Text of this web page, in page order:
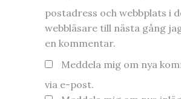
postadress och webbplats i
webbläsare till nästa gång
en kommentar.
Meddela mig om nya
via e-post.